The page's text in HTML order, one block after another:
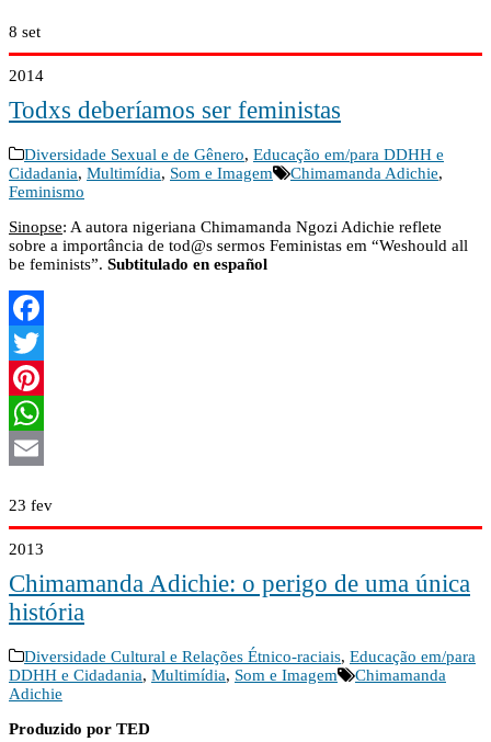
8 set
2014
Todxs deberíamos ser feministas
Diversidade Sexual e de Gênero, Educação em/para DDHH e
Cidadania, Multimídia, Som e Imagem Chimamanda Adichie,
Feminismo
Sinopse: A autora nigeriana Chimamanda Ngozi Adichie reflete
sobre a importância de tod@s sermos Feministas em “Weshould all
be feminists”. Subtitulado en español
Facebook
Twitter
Pinterest
WhatsApp
23 fev
2013
Chimamanda Adichie: o perigo de uma única
história
Diversidade Cultural e Relações Étnico-raciais, Educação em/para
DDHH e Cidadania, Multimídia, Som e Imagem
Chimamanda
Adichie
Produzido por TED